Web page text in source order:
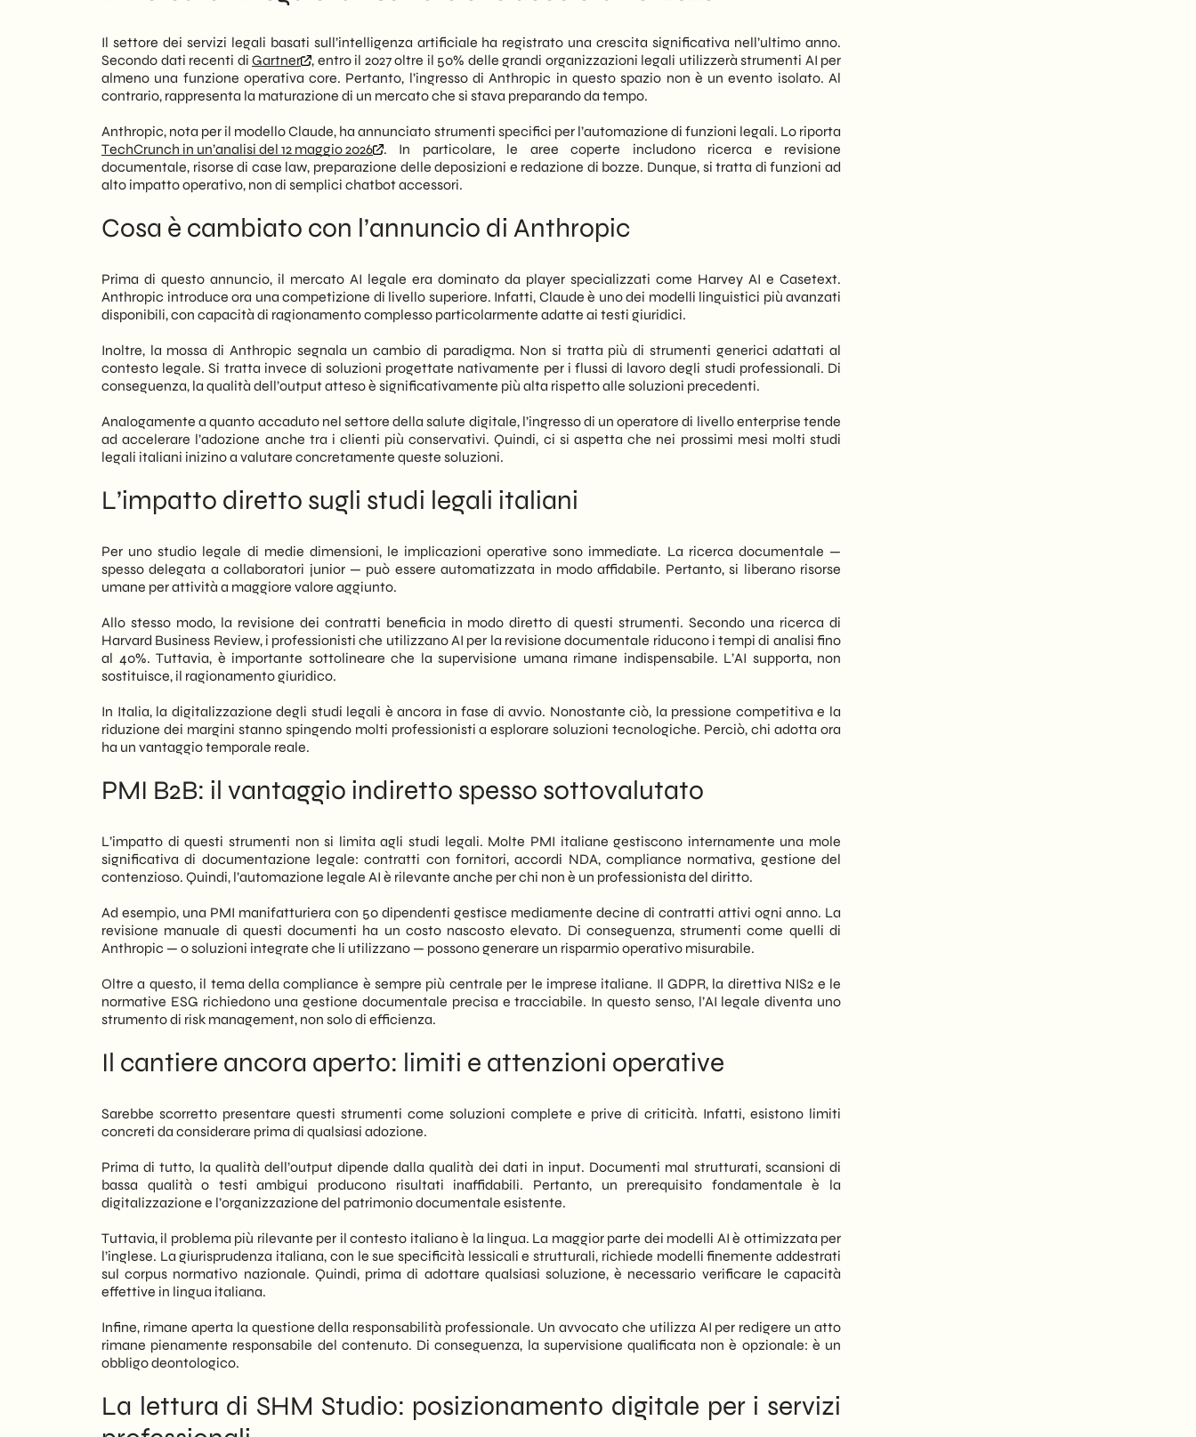
modo strutturato nei servizi professionali ad alto valore.
Tuttavia, la notizia non riguarda solo gli studi legali. Infatti, qualsiasi PMI che si avvale di consulenza
legale esterna — o che gestisce internamente contratti, compliance e documentazione — può trarre
vantaggio da questi sviluppi. Di conseguenza, anche le aziende B2B italiane dovrebbero iniziare a
valutare come l’automazione legale possa ridurre costi e tempi operativi.
In questo contesto, noi diSHM Studio
osserviamo una convergenza significativa tra AI, servizi
professionali e trasformazione digitale delle PMI. Pertanto, comprendere la direzione di questi
strumenti è oggi una priorità strategica. Infine, chi si posiziona correttamente ora avrà un vantaggio
Il settore dei servizi legali basati sull’intelligenza artificiale ha registrato una crescita significativa nell’ultimo anno.
Secondo dati recenti di Gartner
, entro il 2027 oltre il 50% delle grandi organizzazioni legali utilizzerà strumenti AI per
almeno una funzione operativa core. Pertanto, l’ingresso di Anthropic in questo spazio non è un evento isolato. Al
contrario, rappresenta la maturazione di un mercato che si stava preparando da tempo.
Anthropic, nota per il modello Claude, ha annunciato strumenti specifici per l’automazione di funzioni legali. Lo riporta
TechCrunch in un’analisi del 12 maggio 2026
. In particolare, le aree coperte includono ricerca e revisione
documentale, risorse di case law, preparazione delle deposizioni e redazione di bozze. Dunque, si tratta di funzioni ad
alto impatto operativo, non di semplici chatbot accessori.
Cosa è cambiato con l’annuncio di Anthropic
Prima di questo annuncio, il mercato AI legale era dominato da player specializzati come Harvey AI e Casetext.
Anthropic introduce ora una competizione di livello superiore. Infatti, Claude è uno dei modelli linguistici più avanzati
disponibili, con capacità di ragionamento complesso particolarmente adatte ai testi giuridici.
Inoltre, la mossa di Anthropic segnala un cambio di paradigma. Non si tratta più di strumenti generici adattati al
contesto legale. Si tratta invece di soluzioni progettate nativamente per i flussi di lavoro degli studi professionali. Di
conseguenza, la qualità dell’output atteso è significativamente più alta rispetto alle soluzioni precedenti.
Analogamente a quanto accaduto nel settore della salute digitale, l’ingresso di un operatore di livello enterprise tende
ad accelerare l’adozione anche tra i clienti più conservativi. Quindi, ci si aspetta che nei prossimi mesi molti studi
legali italiani inizino a valutare concretamente queste soluzioni.
L’impatto diretto sugli studi legali italiani
Per uno studio legale di medie dimensioni, le implicazioni operative sono immediate. La ricerca documentale —
spesso delegata a collaboratori junior — può essere automatizzata in modo affidabile. Pertanto, si liberano risorse
umane per attività a maggiore valore aggiunto.
Allo stesso modo, la revisione dei contratti beneficia in modo diretto di questi strumenti. Secondo una ricerca di
Harvard Business Review, i professionisti che utilizzano AI per la revisione documentale riducono i tempi di analisi fino
al 40%. Tuttavia, è importante sottolineare che la supervisione umana rimane indispensabile. L’AI supporta, non
sostituisce, il ragionamento giuridico.
In Italia, la digitalizzazione degli studi legali è ancora in fase di avvio. Nonostante ciò, la pressione competitiva e la
riduzione dei margini stanno spingendo molti professionisti a esplorare soluzioni tecnologiche. Perciò, chi adotta ora
ha un vantaggio temporale reale.
PMI B2B: il vantaggio indiretto spesso sottovalutato
L’impatto di questi strumenti non si limita agli studi legali. Molte PMI italiane gestiscono internamente una mole
significativa di documentazione legale: contratti con fornitori, accordi NDA, compliance normativa, gestione del
contenzioso. Quindi, l’automazione legale AI è rilevante anche per chi non è un professionista del diritto.
Ad esempio, una PMI manifatturiera con 50 dipendenti gestisce mediamente decine di contratti attivi ogni anno. La
revisione manuale di questi documenti ha un costo nascosto elevato. Di conseguenza, strumenti come quelli di
Anthropic — o soluzioni integrate che li utilizzano — possono generare un risparmio operativo misurabile.
Oltre a questo, il tema della compliance è sempre più centrale per le imprese italiane. Il GDPR, la direttiva NIS2 e le
normative ESG richiedono una gestione documentale precisa e tracciabile. In questo senso, l’AI legale diventa uno
strumento di risk management, non solo di efficienza.
Il cantiere ancora aperto: limiti e attenzioni operative
Sarebbe scorretto presentare questi strumenti come soluzioni complete e prive di criticità. Infatti, esistono limiti
concreti da considerare prima di qualsiasi adozione.
Prima di tutto, la qualità dell’output dipende dalla qualità dei dati in input. Documenti mal strutturati, scansioni di
bassa qualità o testi ambigui producono risultati inaffidabili. Pertanto, un prerequisito fondamentale è la
digitalizzazione e l’organizzazione del patrimonio documentale esistente.
Tuttavia, il problema più rilevante per il contesto italiano è la lingua. La maggior parte dei modelli AI è ottimizzata per
l’inglese. La giurisprudenza italiana, con le sue specificità lessicali e strutturali, richiede modelli finemente addestrati
sul corpus normativo nazionale. Quindi, prima di adottare qualsiasi soluzione, è necessario verificare le capacità
effettive in lingua italiana.
Infine, rimane aperta la questione della responsabilità professionale. Un avvocato che utilizza AI per redigere un atto
rimane pienamente responsabile del contenuto. Di conseguenza, la supervisione qualificata non è opzionale: è un
obbligo deontologico.
La lettura di SHM Studio: posizionamento digitale per i servizi